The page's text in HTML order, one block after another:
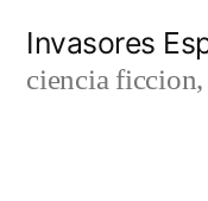
Invasores
ciencia